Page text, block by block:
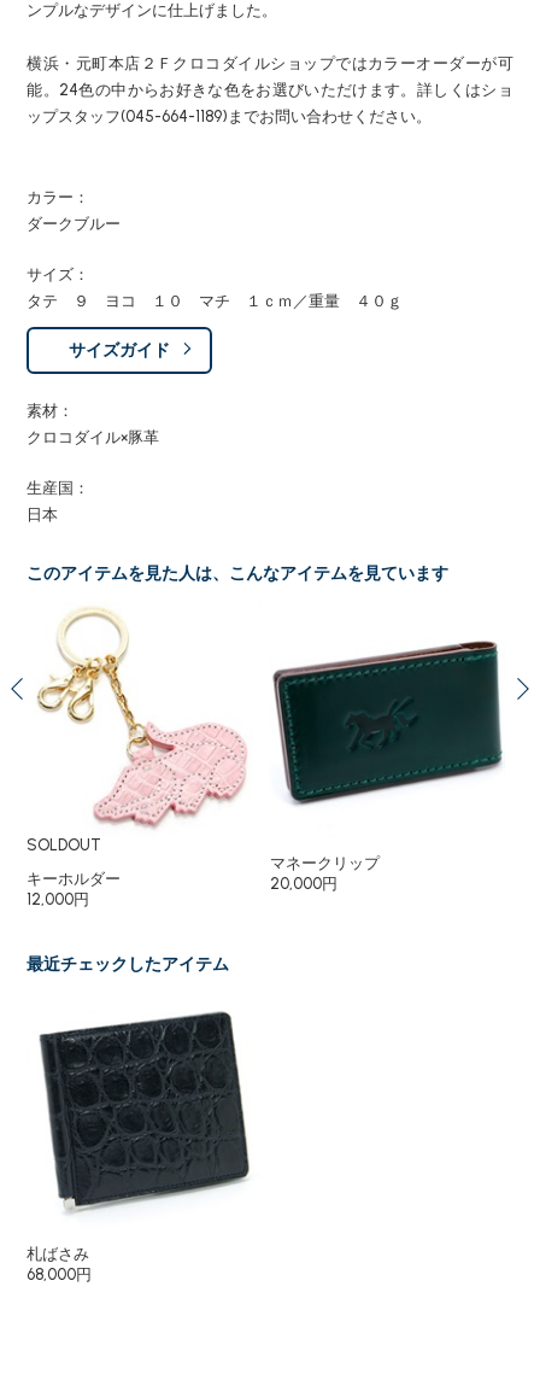
ンプルなデザインに仕上げました。
横浜・元町本店２Ｆクロコダイルショップではカラーオーダーが可
能。24色の中からお好きな色をお選びいただけます。詳しくはショ
ップスタッフ(045-664-1189)までお問い合わせください。
カラー：
ダークブルー
サイズ：
タテ ９ ヨコ １０ マチ １ｃｍ／重量 ４０ｇ
サイズガイド
素材：
クロコダイル×豚革
生産国：
日本
このアイテムを見た人は、こんなアイテムを見ています
SOLDOUT
キーホルダー
12,000円
マネークリップ
20,000円
最近チェックしたアイテム
札ばさみ
68,000円